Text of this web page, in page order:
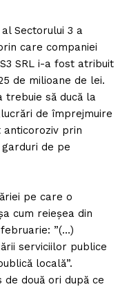
Sectorului 3 a
care companiei
SRL i-a fost atribuit
de milioane de lei.
trebuie să ducă la
de împrejmuire
prin
de pe
pe care o
cum reieșea din
”(…)
serviciilor publice
locală”.
două ori după ce